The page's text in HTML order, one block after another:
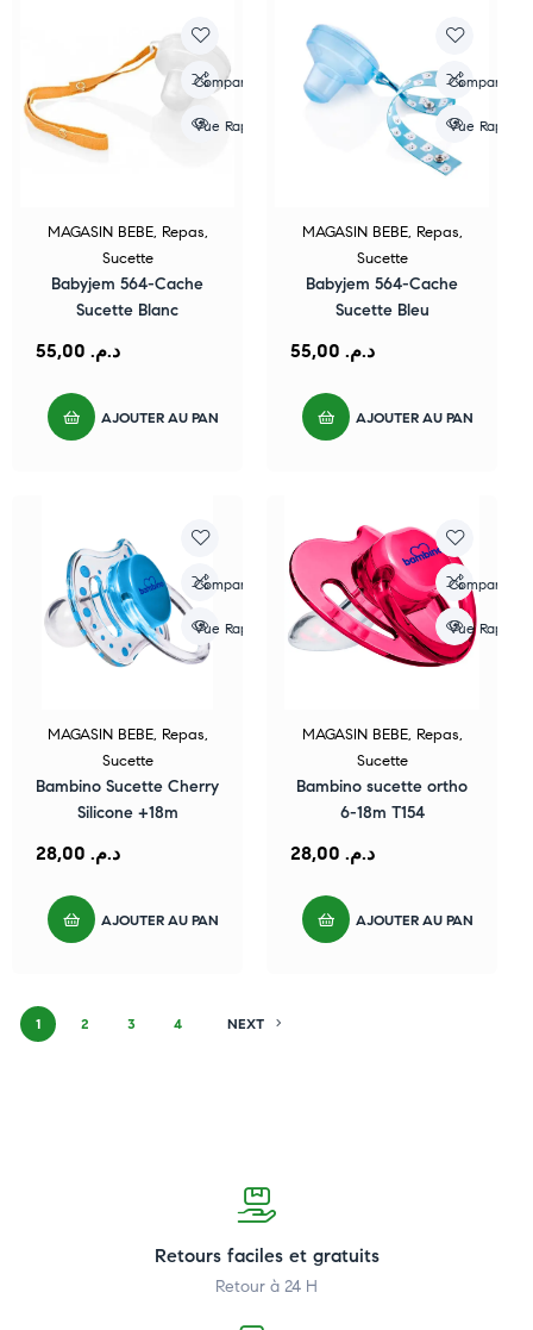
Compare
Vue Rapide
MAGASIN BEBE, Repas,
Sucette
Babyjem 564-Cache
Sucette Blanc
د.م.
AJOUTER AU PANIER
Compare
Vue Rapide
MAGASIN BEBE, Repas,
Sucette
Babyjem 564-Cache
Sucette Bleu
د.م.
AJOUTER AU PANIER
Compare
Vue Rapide
MAGASIN BEBE, Repas,
Sucette
Bambino Sucette Cherry
Silicone +18m
د.م.
AJOUTER AU PANIER
Compare
Vue Rapide
MAGASIN BEBE, Repas,
Sucette
Bambino sucette ortho
6-18m T154
د.م.
AJOUTER AU PANIER
1 2 3 4 NEXT
Retours faciles et gratuits
Retour à 24 H